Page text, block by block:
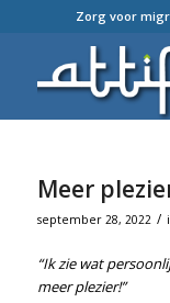
Zorg voor
Meer
september 28, 2022 /
“Ik zie wat
meer plezier!”